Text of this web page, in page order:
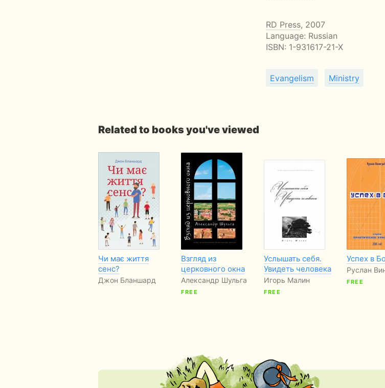
RD Press, 2007
Language: Russian
ISBN: 1-931617-21-X
Evangelism Ministry
Related to books you've viewed
Чи має життя
сенс?
Джон Бланшард
Взгляд из
церковного окна
Александр Шульга
FREE
Услышать себя.
Увидеть человека
Игорь Малин
FREE
Успех в
Руслан
FREE